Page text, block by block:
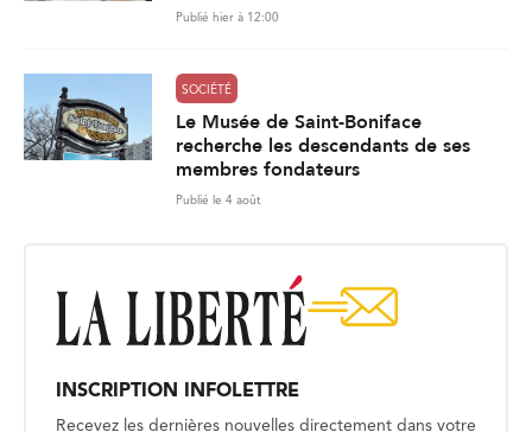
Publié hier à 12:00
SOCIÉTÉ
Le Musée de Saint-Boniface
recherche les descendants de ses
membres fondateurs
Publié le 4 août
INSCRIPTION INFOLETTRE
Recevez les dernières nouvelles directement dans votre